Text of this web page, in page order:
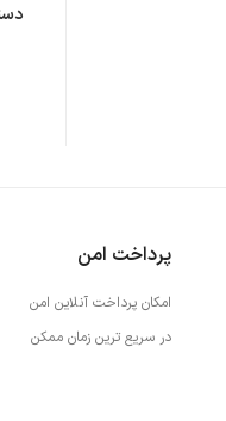
پرداخت امن
امکان پرداخت آنلاین امن
در سریع ترین زمان ممکن